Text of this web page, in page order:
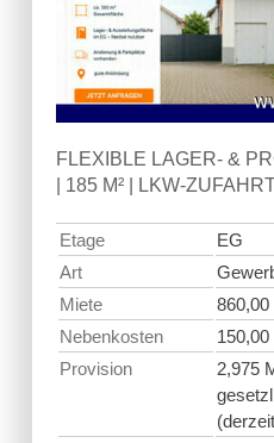
FLEXIBLE LAGER- &
| 185 M² | LKW-
Etage
EG
Art
Miete
860,00
Nebenkosten
Provision
2,975